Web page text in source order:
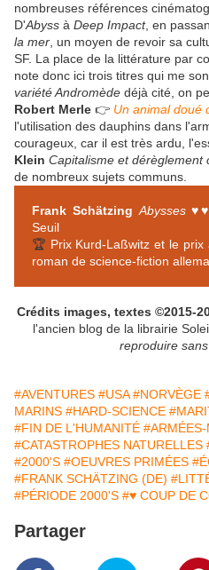
nombreuses références
D'Abyss à Deep Impact, en
la mer , un moyen de revoir sa
SF. La place de la littérature par
note donc ici trois titres qui me
variété Andromède déjà cité, on
Robert Merle 👉 Un animal doué
l'utilisation des dauphins dans
courageux, car il est très ardu,
Klein Capitalisme et dérèglement
de nombreux sujets communs.
Frank Schätzing Abysses
Seuil
🏆 Prix Kurd-Laßwitz et le
roman de science-fiction
Crédits images, textes ©2015-
l'ancien blog de la librairie
reproduire
#AVENTURES #USA #NORVÈGE
MARINS #HARD-SCIENCE
#FIN DE L'HUMANITÉ
#CATASTROPHES NATURELLES
#2000'S #OEUVRES PRIMÉES
#FRANK SCHÄTZING (DE)
#PÉRIODE 2000'S #♥ COUP DE
Partager